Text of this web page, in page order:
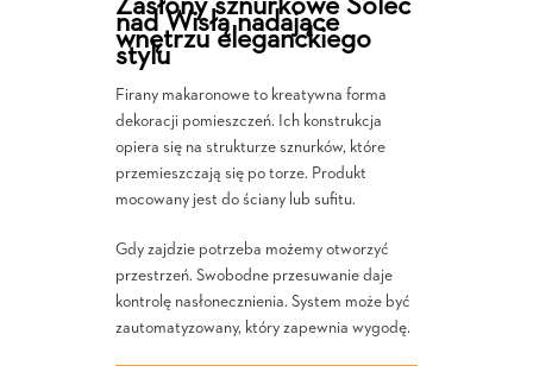
Zasłony sznurkowe Solec
nad Wisłą nadające
wnętrzu eleganckiego
stylu
Firany makaronowe to kreatywna forma
dekoracji pomieszczeń. Ich konstrukcja
opiera się na strukturze sznurków, które
przemieszczają się po torze. Produkt
mocowany jest do ściany lub sufitu.
Gdy zajdzie potrzeba możemy otworzyć
przestrzeń. Swobodne przesuwanie daje
kontrolę nasłonecznienia. System może być
zautomatyzowany, który zapewnia wygodę.